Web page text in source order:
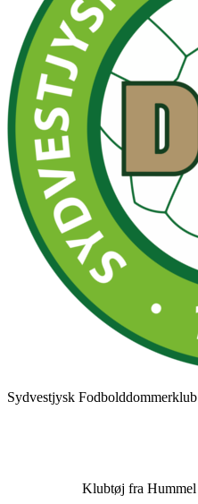
Sydvestjysk Fodbolddommerklub
Klubtøj fra Hummel